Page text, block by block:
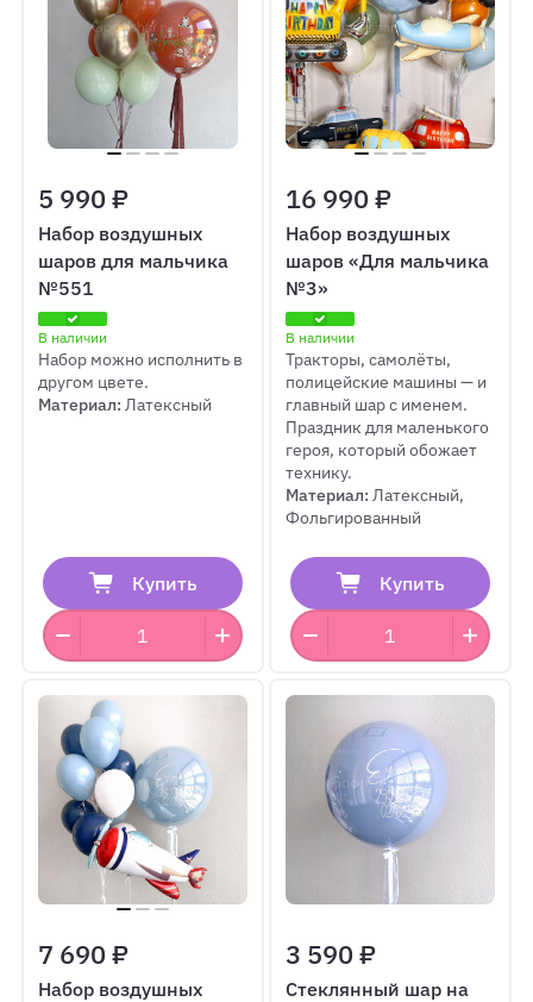
5 990 ₽
Набор воздушных
шаров для мальчика
№551
В наличии
Набор можно исполнить в
другом цвете.
Материал:Латексный
Купить
16 990 ₽
Набор воздушных
шаров «Для мальчика
№3»
В наличии
Тракторы, самолёты,
полицейские машины — и
главный шар с именем.
Праздник для маленького
героя, который обожает
технику.
Материал:Латексный,
Фольгированный
Купить
7 690 ₽
Набор воздушных
3 590 ₽
Стеклянный шар на